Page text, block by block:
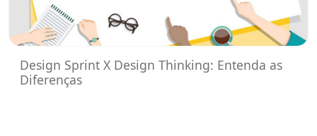
Design Sprint X Design Thinking: Entenda as
Diferenças